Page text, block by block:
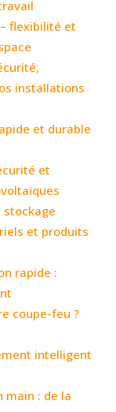
flexibilité et
installations
et durable
et
stockage
et produits
rapide :
coupe-feu ?
intelligent
main : de la